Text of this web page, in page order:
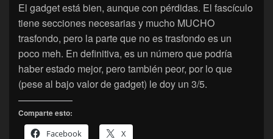
El gadget está bien, aunque con pérdidas. El fascículo
tiene secciones necesarias y mucho MUCHO
trasfondo, pero la parte que no es trasfondo es un
poco meh. En definitiva, es un número que podría
haber estado mejor, pero también peor, por lo que
(pese al bajo valor de gadget) le doy un 3/5.
Comparte esto:
Facebook
X